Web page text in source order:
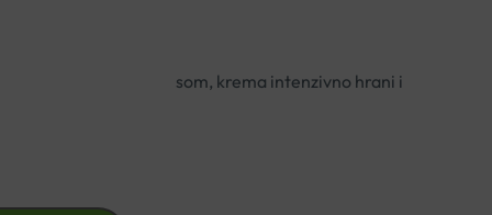
medom i propolisom, krema intenzivno hrani i